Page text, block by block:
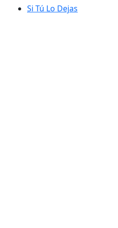
Si Tú Lo Dejas